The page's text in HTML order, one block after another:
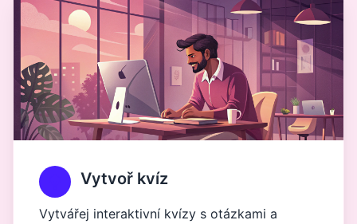
Vytvoř kvíz
Vytvářej interaktivní kvízy s otázkami a